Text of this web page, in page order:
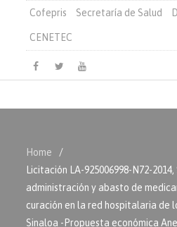
Cofepris Secretaría de Salud
CENETEC
Facebook
TwitterYoutube
Home
Licitación LA-925006998-N72-
administración y abasto de
curación en la red hospitalaria de
Sinaloa -Propuesta económica